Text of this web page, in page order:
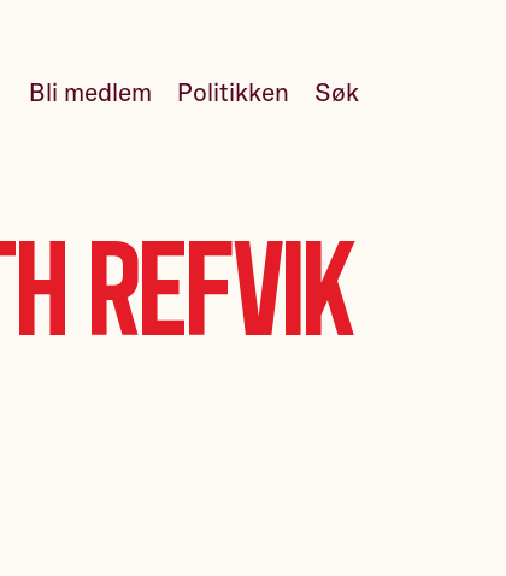
Bli medlem Politikken Søk
Refvik